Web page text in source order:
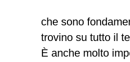
che sono
trovino su tutto il
È anche molto